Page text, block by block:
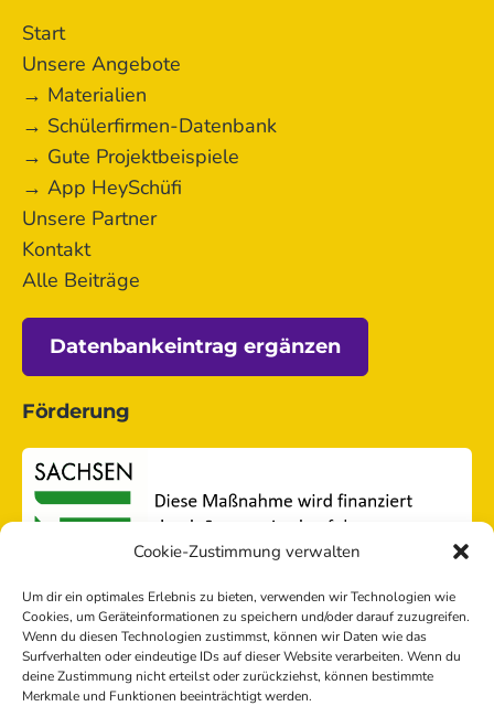
Cookie-Zustimmung verwalten
Um dir ein optimales Erlebnis zu bieten, verwenden wir Technologien wie
Cookies, um Geräteinformationen zu speichern und/oder darauf zuzugreifen.
Wenn du diesen Technologien zustimmst, können wir Daten wie das
Surfverhalten oder eindeutige IDs auf dieser Website verarbeiten. Wenn du
deine Zustimmung nicht erteilst oder zurückziehst, können bestimmte
Merkmale und Funktionen beeinträchtigt werden.
Start
Unsere Angebote
→ Materialien
→ Schülerfirmen-Datenbank
→ Gute Projektbeispiele
→ App HeySchüfi
Unsere Partner
Kontakt
Alle Beiträge
Datenbankeintrag ergänzen
Förderung